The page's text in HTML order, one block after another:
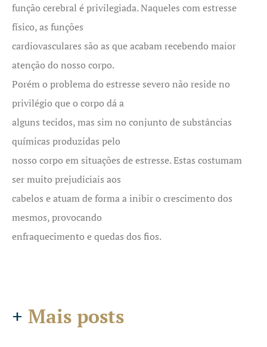
função cerebral é privilegiada. Naqueles com estresse
físico, as funções
cardiovasculares são as que acabam recebendo maior
atenção do nosso corpo.
Porém o problema do estresse severo não reside no
privilégio que o corpo dá a
alguns tecidos, mas sim no conjunto de substâncias
químicas produzidas pelo
nosso corpo em situações de estresse. Estas costumam
ser muito prejudiciais aos
cabelos e atuam de forma a inibir o crescimento dos
mesmos, provocando
enfraquecimento e quedas dos fios.
+ Mais posts